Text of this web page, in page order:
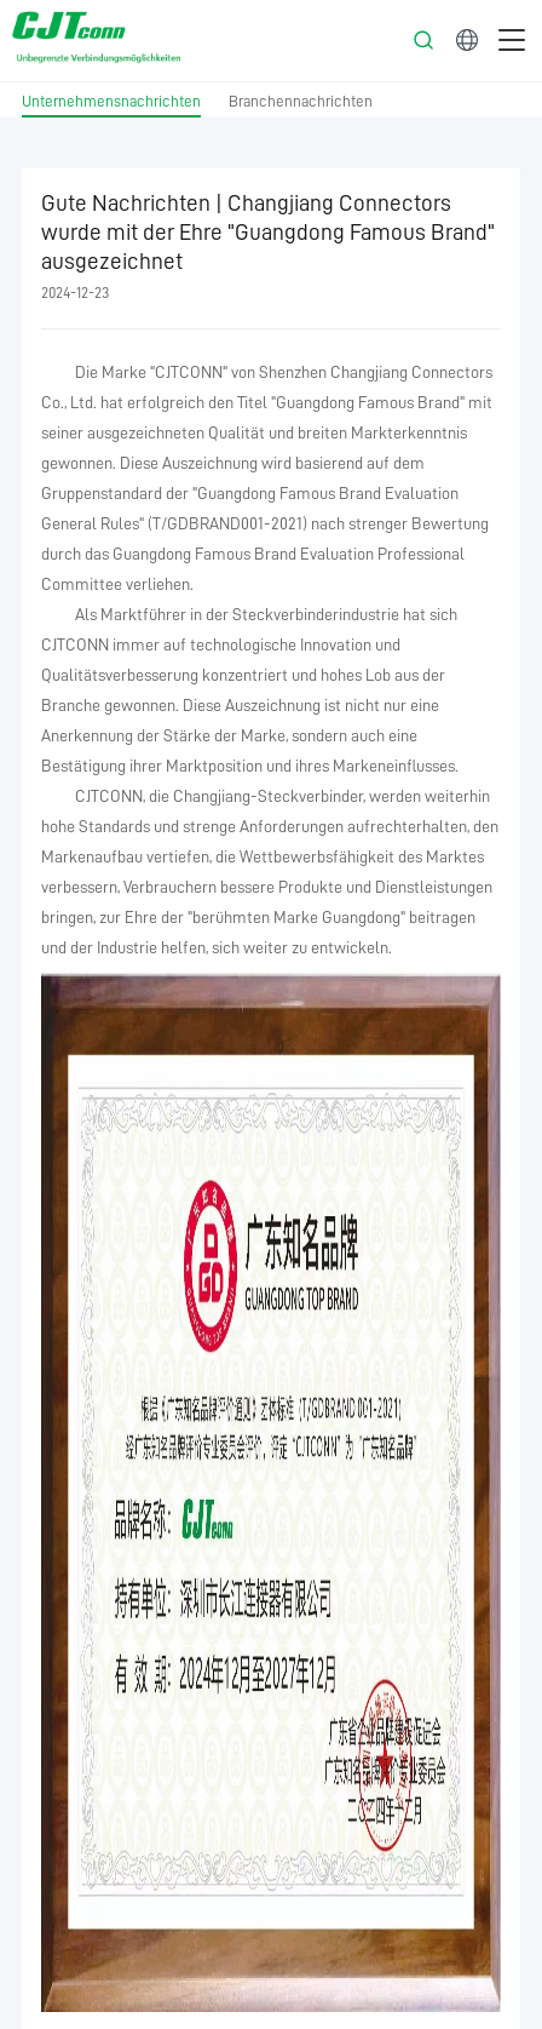
Unternehmensnachrichten Branchennachrichten
Gute Nachrichten | Changjiang Connectors
wurde mit der Ehre "Guangdong Famous Brand"
ausgezeichnet
2024-12-23
Die Marke "CJTCONN" von Shenzhen Changjiang Connectors
Co., Ltd. hat erfolgreich den Titel "Guangdong Famous Brand" mit
seiner ausgezeichneten Qualität und breiten Markterkenntnis
gewonnen. Diese Auszeichnung wird basierend auf dem
Gruppenstandard der "Guangdong Famous Brand Evaluation
General Rules" (T/GDBRAND001-2021) nach strenger Bewertung
durch das Guangdong Famous Brand Evaluation Professional
Committee verliehen.
Als Marktführer in der Steckverbinderindustrie hat sich
CJTCONN immer auf technologische Innovation und
Qualitätsverbesserung konzentriert und hohes Lob aus der
Branche gewonnen. Diese Auszeichnung ist nicht nur eine
Anerkennung der Stärke der Marke, sondern auch eine
Bestätigung ihrer Marktposition und ihres Markeneinflusses.
CJTCONN, die Changjiang-Steckverbinder, werden weiterhin
hohe Standards und strenge Anforderungen aufrechterhalten, den
Markenaufbau vertiefen, die Wettbewerbsfähigkeit des Marktes
verbessern, Verbrauchern bessere Produkte und Dienstleistungen
bringen, zur Ehre der "berühmten Marke Guangdong" beitragen
und der Industrie helfen, sich weiter zu entwickeln.